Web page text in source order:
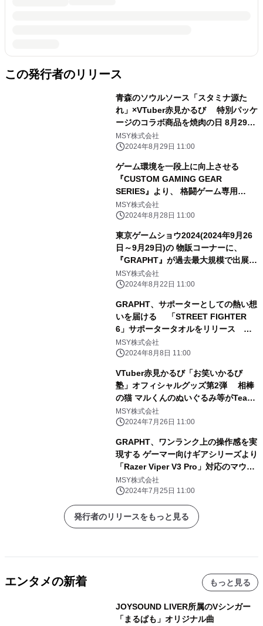
この発行者のリリース
青森のソウルソース「スタミナ源た
れ」×VTuber赤見かるび 特別パッケ
ージのコラボ商品を焼肉の日 8月29日
から受注販売開始
MSY株式会社
2024年8月29日 11:00
ゲーム環境を一段上に向上させる
『CUSTOM GAMING GEAR
SERIES』より、 格闘ゲーム専用
『GRAPHT クイックアクションボタ
ンキャップ for GamerFinger』が登
MSY株式会社
2024年8月28日 11:00
東京ゲームショウ2024(2024年9月26
日～9月29日)の 物販コーナーに、
『GRAPHT』が過去最大規模で出展決
定、 特設サイトも本日オープン！
MSY株式会社
2024年8月22日 11:00
GRAPHT、サポーターとしての熱い想
いを届ける 「STREET FIGHTER
6」サポータータオルをリリース
GRAPHT OFFICIAL STOREにて8月8
日(木)より予約開始
MSY株式会社
2024年8月8日 11:00
VTuber赤見かるび「お笑いかるび
塾」オフィシャルグッズ第2弾 相棒
の猫 マルくんのぬいぐるみ等がTeam
GRAPHTより登場 7月26日(金)より
販売と受注受付を開始
MSY株式会社
2024年7月26日 11:00
GRAPHT、ワンランク上の操作感を実
現する ゲーマー向けギアシリーズより
「Razer Viper V3 Pro」対応のマウス
ソールを 7月31日(水)に発売
MSY株式会社
2024年7月25日 11:00
発行者のリリースをもっと見る
エンタメの新着 もっと見る
JOYSOUND LIVER所属のVシンガー
「まるぱも」オリジナル曲